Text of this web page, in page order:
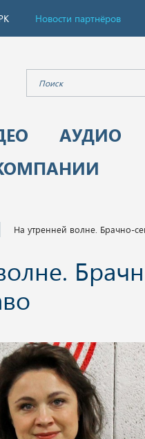
Новости партнёров
АУДИО
На утренней волне. Брачно-